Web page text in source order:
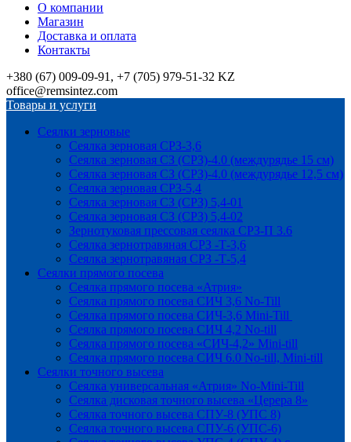
О компании
Магазин
Доставка и оплата
Контакты
+380 (67) 009-09-91, +7 (705) 979-51-32 KZ
office@remsintez.com
Товары и услуги
Сеялки зерновые
Сеялка зерновая СРЗ-3,6
Сеялка зерновая СЗ (СРЗ)-4.0 (междурядье 15 см)
Сеялка зерновая СЗ (СРЗ)-4.0 (междурядье 12,5 см)
Сеялка зерновая СРЗ-5,4
Сеялка зерновая СЗ (СРЗ) 5,4-01
Сеялка зерновая СЗ (СРЗ) 5,4-02
Зернотуковая прессовая сеялка СРЗ-П 3.6
Сеялка зернотравяная СРЗ -Т-3,6
Сеялка зернотравяная СРЗ -Т-5,4
Сеялки прямого посева
Сеялка прямого посева «Атрия»
Сеялка прямого посева СИЧ 3,6 No-Till
Сеялка прямого посева СИЧ-3,6 Mini-Till
Сеялка прямого посева СИЧ 4,2 No-till
Сеялка прямого посева «СИЧ-4,2» Mini-till
Сеялка прямого посева СИЧ 6.0 No-till, Mini-till
Сеялки точного высева
Сеялка универсальная «Атрия» No-Mini-Till
Сеялка дисковая точного высева «Церера 8»
Сеялка точного высева СПУ-8 (УПС 8)
Сеялка точного высева СПУ-6 (УПС-6)